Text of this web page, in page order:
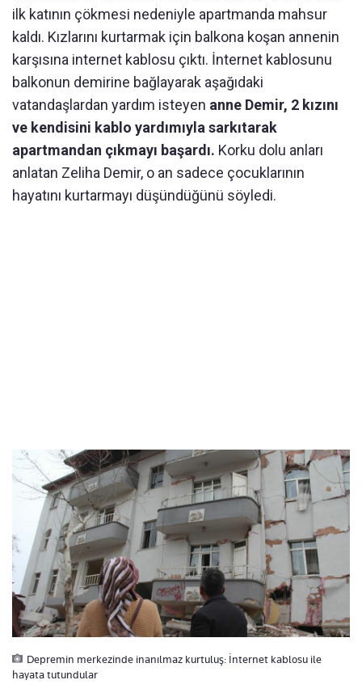
ilk katının çökmesi nedeniyle apartmanda mahsur
kaldı. Kızlarını kurtarmak için balkona koşan annenin
karşısına internet kablosu çıktı. İnternet kablosunu
balkonun demirine bağlayarak aşağıdaki
vatandaşlardan yardım isteyen anne Demir, 2 kızını
ve kendisini kablo yardımıyla sarkıtarak
apartmandan çıkmayı başardı. Korku dolu anları
anlatan Zeliha Demir, o an sadece çocuklarının
hayatını kurtarmayı düşündüğünü söyledi.
Depremin merkezinde inanılmaz kurtuluş: İnternet kablosu ile
hayata tutundular